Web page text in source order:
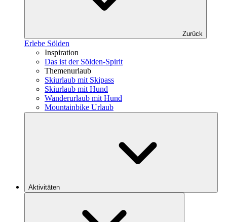
Zurück
Erlebe Sölden
Inspiration
Das ist der Sölden-Spirit
Themenurlaub
Skiurlaub mit Skipass
Skiurlaub mit Hund
Wanderurlaub mit Hund
Mountainbike Urlaub
Aktivitäten